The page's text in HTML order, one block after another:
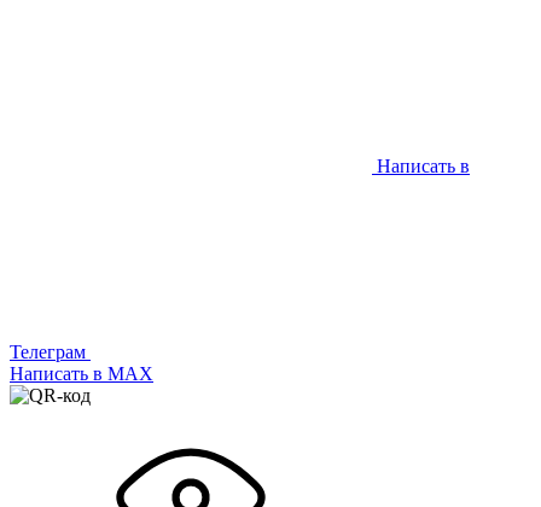
Написать в
Телеграм
Написать в МАХ